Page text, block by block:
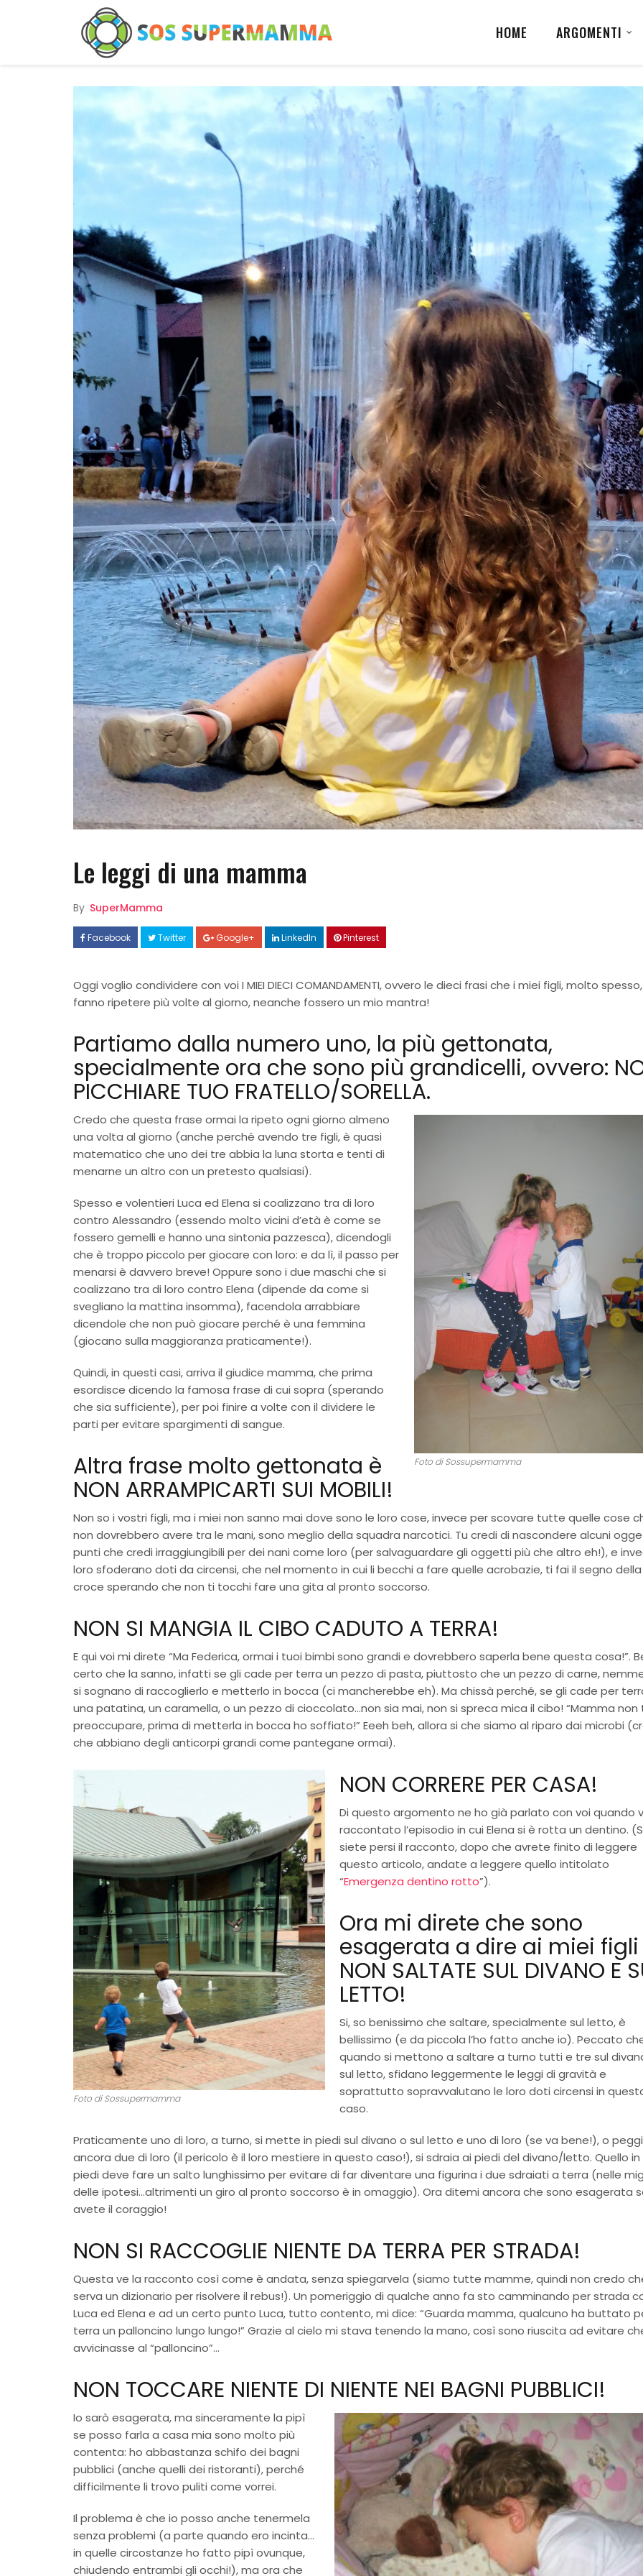
HOME ARGOMENTI
Le leggi di una mamma
By SuperMamma
Facebook Twitter Google+ LinkedIn Pinterest
Oggi voglio condividere con voi I MIEI DIECI COMANDAMENTI, ovvero le dieci frasi che i miei figli, molto
fanno ripetere più volte al giorno, neanche fossero un mio mantra!
Partiamo dalla numero uno, la più gettonata,
specialmente ora che sono più grandicelli, ovvero:
PICCHIARE TUO FRATELLO/SORELLA.
Foto di Sossupermamma
Credo che questa frase ormai la ripeto ogni giorno almeno
una volta al giorno (anche perché avendo tre figli, è quasi
matematico che uno dei tre abbia la luna storta e tenti di
menarne un altro con un pretesto qualsiasi).
Spesso e volentieri Luca ed Elena si coalizzano tra di loro
contro Alessandro (essendo molto vicini d’età è come se
fossero gemelli e hanno una sintonia pazzesca), dicendogli
che è troppo piccolo per giocare con loro: e da lì, il passo per
menarsi è davvero breve! Oppure sono i due maschi che si
coalizzano tra di loro contro Elena (dipende da come si
svegliano la mattina insomma), facendola arrabbiare
dicendole che non può giocare perché è una femmina
(giocano sulla maggioranza praticamente!).
Quindi, in questi casi, arriva il giudice mamma, che prima
esordisce dicendo la famosa frase di cui sopra (sperando
che sia sufficiente), per poi finire a volte con il dividere le
parti per evitare spargimenti di sangue.
Altra frase molto gettonata è
NON ARRAMPICARTI SUI MOBILI!
Non so i vostri figli, ma i miei non sanno mai dove sono le loro cose, invece per scovare tutte quelle cose
non dovrebbero avere tra le mani, sono meglio della squadra narcotici. Tu credi di nascondere alcuni
punti che credi irraggiungibili per dei nani come loro (per salvaguardare gli oggetti più che altro eh!), e
loro sfoderano doti da circensi, che nel momento in cui li becchi a fare quelle acrobazie, ti fai il segno della
croce sperando che non ti tocchi fare una gita al pronto soccorso.
NON SI MANGIA IL CIBO CADUTO A TERRA!
E qui voi mi direte “Ma Federica, ormai i tuoi bimbi sono grandi e dovrebbero saperla bene questa cosa!”.
certo che la sanno, infatti se gli cade per terra un pezzo di pasta, piuttosto che un pezzo di carne,
si sognano di raccoglierlo e metterlo in bocca (ci mancherebbe eh). Ma chissà perché, se gli cade per
una patatina, un caramella, o un pezzo di cioccolato…non sia mai, non si spreca mica il cibo! “Mamma non
preoccupare, prima di metterla in bocca ho soffiato!” Eeeh beh, allora si che siamo al riparo dai microbi
che abbiano degli anticorpi grandi come pantegane ormai).
Foto di Sossupermamma
NON CORRERE PER CASA!
Di questo argomento ne ho già parlato con voi quando
raccontato l’episodio in cui Elena si è rotta un dentino.
siete persi il racconto, dopo che avrete finito di leggere
questo articolo, andate a leggere quello intitolato
“Emergenza dentino rotto”).
Ora mi direte che sono
esagerata a dire ai miei figli
NON SALTATE SUL DIVANO E
LETTO!
Si, so benissimo che saltare, specialmente sul letto, è
bellissimo (e da piccola l’ho fatto anche io). Peccato
quando si mettono a saltare a turno tutti e tre sul
sul letto, sfidano leggermente le leggi di gravità e
soprattutto sopravvalutano le loro doti circensi in
caso.
Praticamente uno di loro, a turno, si mette in piedi sul divano o sul letto e uno di loro (se va bene!), o
ancora due di loro (il pericolo è il loro mestiere in questo caso!), si sdraia ai piedi del divano/letto. Quello in
piedi deve fare un salto lunghissimo per evitare di far diventare una figurina i due sdraiati a terra (nelle
delle ipotesi…altrimenti un giro al pronto soccorso è in omaggio). Ora ditemi ancora che sono esagerata
avete il coraggio!
NON SI RACCOGLIE NIENTE DA TERRA PER STRADA!
Questa ve la racconto così come è andata, senza spiegarvela (siamo tutte mamme, quindi non credo
serva un dizionario per risolvere il rebus!). Un pomeriggio di qualche anno fa sto camminando per strada
Luca ed Elena e ad un certo punto Luca, tutto contento, mi dice: “Guarda mamma, qualcuno ha buttato
terra un palloncino lungo lungo!” Grazie al cielo mi stava tenendo la mano, così sono riuscita ad evitare
avvicinasse al “palloncino”…
NON TOCCARE NIENTE DI NIENTE NEI BAGNI PUBBLICI!
Io sarò esagerata, ma sinceramente la pipì
se posso farla a casa mia sono molto più
contenta: ho abbastanza schifo dei bagni
pubblici (anche quelli dei ristoranti), perché
difficilmente li trovo puliti come vorrei.
Il problema è che io posso anche tenermela
senza problemi (a parte quando ero incinta…
in quelle circostanze ho fatto pipì ovunque,
chiudendo entrambi gli occhi!), ma ora che